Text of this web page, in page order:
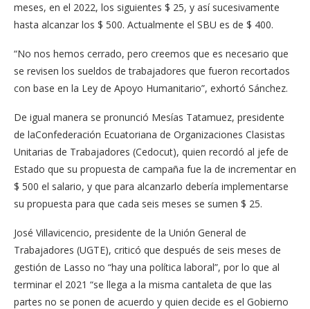
meses, en el 2022, los siguientes $ 25, y así sucesivamente
hasta alcanzar los $ 500. Actualmente el SBU es de $ 400.
“No nos hemos cerrado, pero creemos que es necesario que
se revisen los sueldos de trabajadores que fueron recortados
con base en la Ley de Apoyo Humanitario”, exhortó Sánchez.
De igual manera se pronunció Mesías Tatamuez, presidente
de laConfederación Ecuatoriana de Organizaciones Clasistas
Unitarias de Trabajadores (Cedocut), quien recordó al jefe de
Estado que su propuesta de campaña fue la de incrementar en
$ 500 el salario, y que para alcanzarlo debería implementarse
su propuesta para que cada seis meses se sumen $ 25.
José Villavicencio, presidente de la Unión General de
Trabajadores (UGTE), criticó que después de seis meses de
gestión de Lasso no “hay una política laboral”, por lo que al
terminar el 2021 “se llega a la misma cantaleta de que las
partes no se ponen de acuerdo y quien decide es el Gobierno